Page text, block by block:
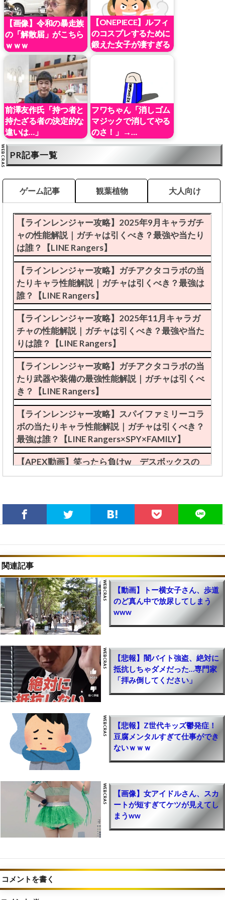
【画像】令和の暴走族
の「解散届」がこちら
ｗｗｗ
【ONEPIECE】ルフィ
のコスプレするために
鍛えた女子が凄すぎる
ｗｗｗｗｗｗ
前澤友作氏「持つ者と
持たざる者の決定的な
違いは…」
フワちゃん「消しゴム
マジックで消してやる
のさ！」→…
PR記事一覧
ゲーム記事 観葉植物 大人向け
【ラインレンジャー攻略】2025年9月キャラガチ
ャの性能解説｜ガチャは引くべき？最強や当たり
は誰？【LINE Rangers】
【ラインレンジャー攻略】ガチアクタコラボの当
たりキャラ性能解説｜ガチャは引くべき？最強は
誰？【LINE Rangers】
【ラインレンジャー攻略】2025年11月キャラガ
チャの性能解説｜ガチャは引くべき？最強や当た
りは誰？【LINE Rangers】
【ラインレンジャー攻略】ガチアクタコラボの当
たり武器や装備の最強性能解説｜ガチャは引くべ
き？【LINE Rangers】
【ラインレンジャー攻略】スパイファミリーコラ
ボの当たりキャラ性能解説｜ガチャは引くべき？
最強は誰？【LINE Rangers×SPY×FAMILY】
【APEX動画】笑ったら負けw デスボックスの
珍事件が発生ｗｗｗｗｗ【エーペックスレジェン
保護中: 限定【ApexLegends】エイムアシスト自
動チートツールのやり方(裏技導入方法)｜PS4・
レジェンズ攻略】
【APEX動画】最強チートを使わせるチートがヤ
バいと話題にｗｗｗ【まとめ速報攻略】
【ApexLegends】エイムアシスト自動チートツ
ールのやり方(裏技導入方法)｜PS4・PS5・
Steam(PC版)・Switch対応【エーペックスレジェ
ンズ攻略】
攻略】
【NIKKE(メガニケ)】ジュエルを無料でチート級
に集める最強裏技方法｜簡単に無課金で廃課金レ
ベル！お得にお金を入手するやり方【勝利の女神
NIKKE攻略】
【ポイ活】無料ゲームで稼げるポイントアプリ一
覧(副業収益公開)｜ソシャゲで効率的に稼ぐ簡単
なやり方【初心者でも簡単に儲けるPRサイト】
【新規ゲーム】人気のおすすめソシャゲ一覧｜リ
リースしたての面白いゲームまとめ【PR】
【モンハンNow】ジェムを無料でチート級に集め
る最強裏技方法｜簡単に無課金で廃課金レベル！
お得にお金を入手するやり方【モンスターハンタ
ワイルズ」が発売！2024年夏に続報
【バイオレクイエム】グレース女子高生の見た目
関連記事
【動画】トー横女子さん、歩道
のど真ん中で放尿してしまう
www
【悲報】闇バイト強盗、絶対に
抵抗しちゃダメだった…専門家
「拝み倒してください」
【悲報】Z世代キッズ鬱発症！
豆腐メンタルすぎて仕事ができ
ないｗｗｗ
【画像】女アイドルさん、スカ
ートが短すぎてケツが見えてし
まうww
コメントを書く